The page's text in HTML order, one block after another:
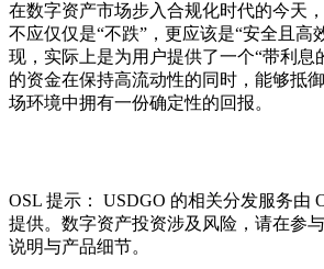
在数字资产市场步入合规化时代的今天
不应仅仅是“不跌”，更应该是“安全且高
现，实际上是为用户提供了一个“带利息
的资金在保持高流动性的同时，能够抵
场环境中拥有一份确定性的回报。
OSL 提示：
USDGO 的相关分发服务由
提供。数字资产投资涉及风险，请在参
说明与产品细节。